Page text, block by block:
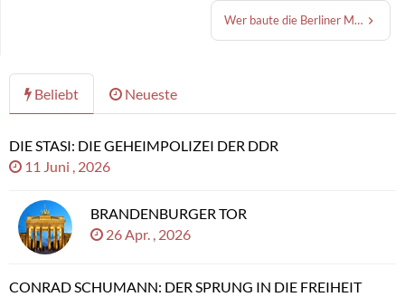
Wer baute die Berliner Mauer?
Beliebt Neueste
DIE STASI: DIE GEHEIMPOLIZEI DER DDR
11 Juni , 2026
BRANDENBURGER TOR
26 Apr. , 2026
CONRAD SCHUMANN: DER SPRUNG IN DIE FREIHEIT